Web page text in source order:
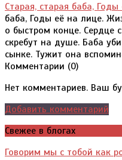
Старая, старая баба,
баба, Годы её на лице.
о быстром конце. Сердце
скребут на душе. Баба
сынке. Тужит она
Комментарии (0)
Нет комментариев. Ваш
Добавить комментарий
Свежее в блогах
Говорим мы с тобой как